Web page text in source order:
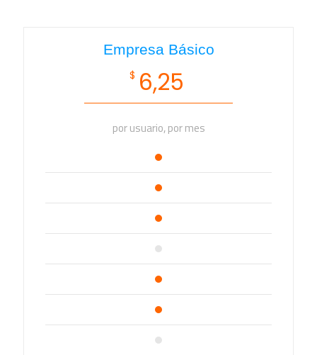
Empresa Básico
$ 6,25
por usuario, por mes